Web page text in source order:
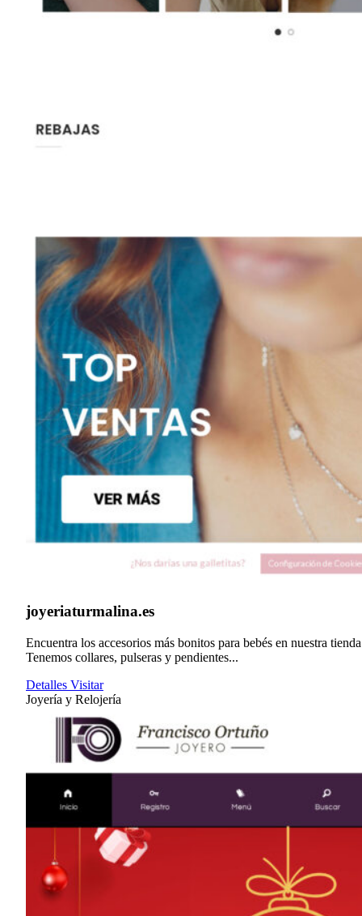
joyeriaturmalina.es
Encuentra los accesorios más bonitos para bebés en nuestra
Tenemos collares, pulseras y pendientes...
Detalles Visitar
Joyería y Relojería